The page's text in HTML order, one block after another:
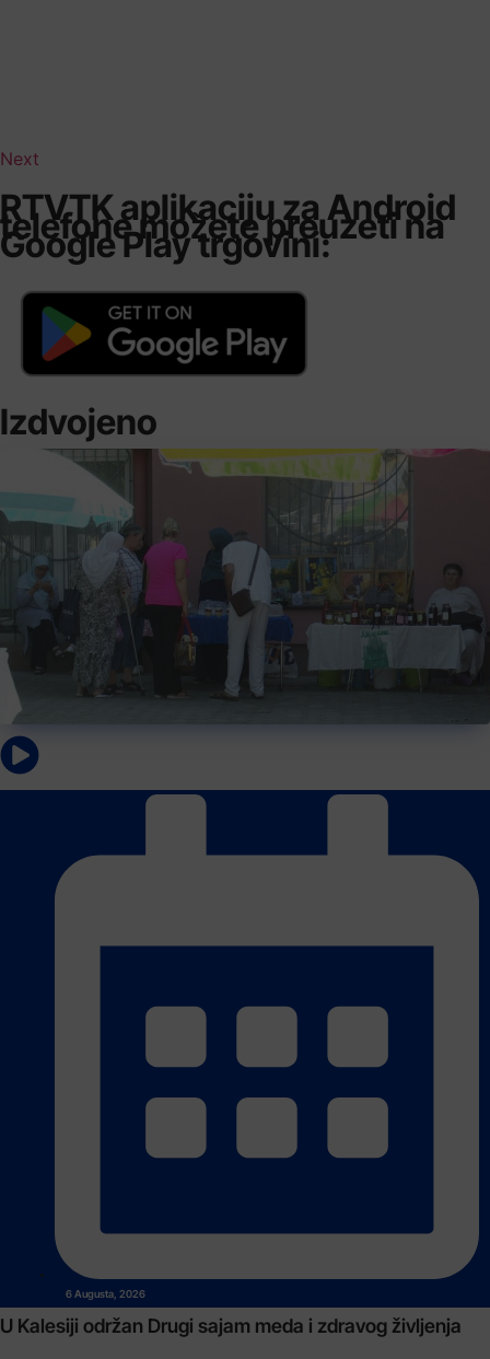
Next
RTVTK aplikaciju za Android
telefone možete preuzeti na
Google Play trgovini:
Izdvojeno
6 Augusta, 2026
U Kalesiji održan Drugi sajam meda i zdravog življenja